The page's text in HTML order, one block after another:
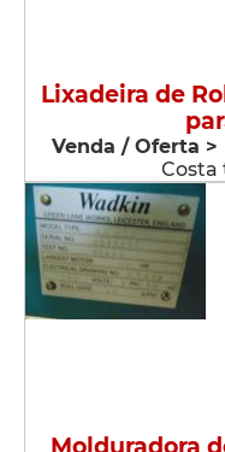
Lixadeira de
Venda / Oferta